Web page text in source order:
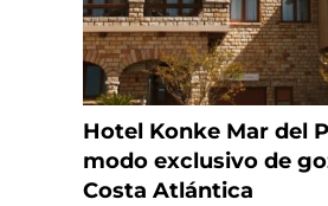
Hotel Konke Mar del
modo exclusivo de
Costa Atlántica